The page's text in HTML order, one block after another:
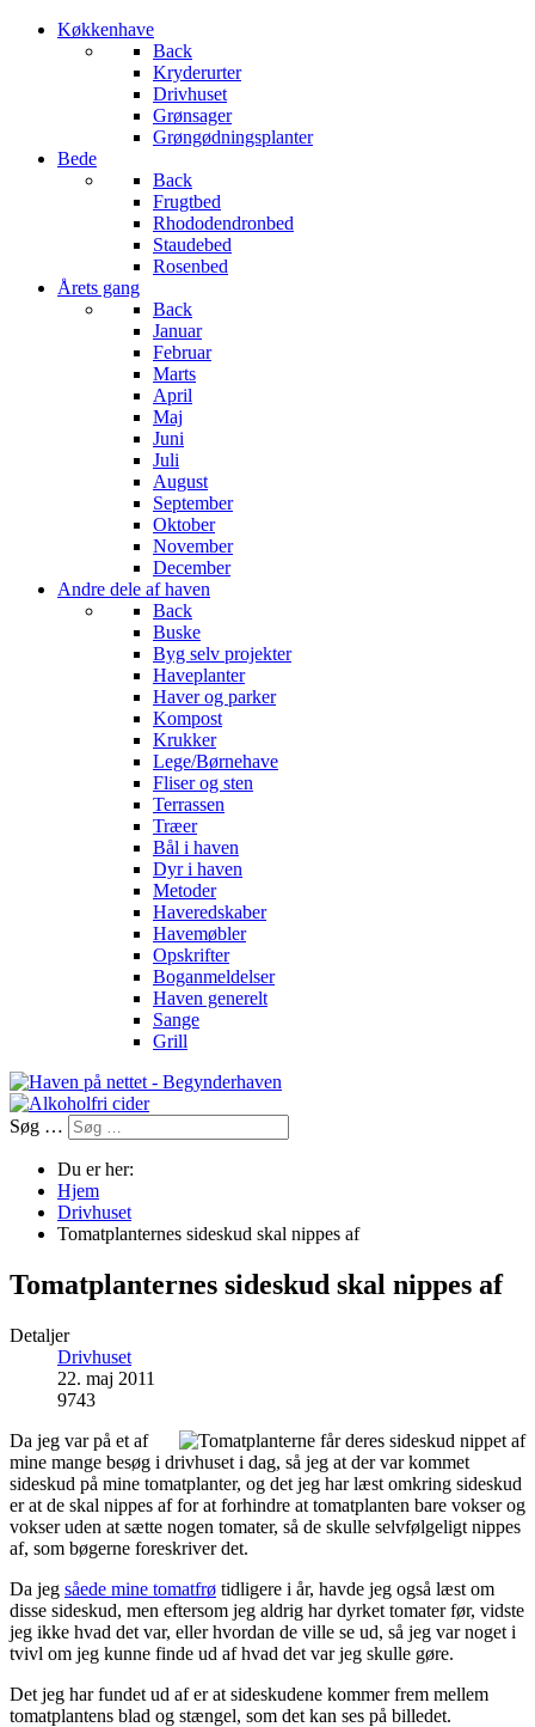
Køkkenhave
Back
Kryderurter
Drivhuset
Grønsager
Grøngødningsplanter
Bede
Back
Frugtbed
Rhododendronbed
Staudebed
Rosenbed
Årets gang
Back
Januar
Februar
Marts
April
Maj
Juni
Juli
August
September
Oktober
November
December
Andre dele af haven
Back
Buske
Byg selv projekter
Haveplanter
Haver og parker
Kompost
Krukker
Lege/Børnehave
Fliser og sten
Terrassen
Træer
Bål i haven
Dyr i haven
Metoder
Haveredskaber
Havemøbler
Opskrifter
Boganmeldelser
Haven generelt
Sange
Grill
Søg …
Du er her:
Hjem
Drivhuset
Tomatplanternes sideskud skal nippes af
Tomatplanternes sideskud skal nippes af
Detaljer
Drivhuset
22. maj 2011
9743
Da jeg var på et af
mine mange besøg i drivhuset i dag, så jeg at der var kommet
sideskud på mine tomatplanter, og det jeg har læst omkring sideskud
er at de skal nippes af for at forhindre at tomatplanten bare vokser og
vokser uden at sætte nogen tomater, så de skulle selvfølgeligt nippes
af, som bøgerne foreskriver det.
Da jeg såede mine tomatfrø tidligere i år, havde jeg også læst om
disse sideskud, men eftersom jeg aldrig har dyrket tomater før, vidste
jeg ikke hvad det var, eller hvordan de ville se ud, så jeg var noget i
tvivl om jeg kunne finde ud af hvad det var jeg skulle gøre.
Det jeg har fundet ud af er at sideskudene kommer frem mellem
tomatplantens blad og stængel, som det kan ses på billedet.